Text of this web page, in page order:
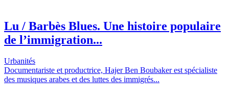
Lu / Barbès Blues. Une histoire populaire
de l’immigration...
Urbanités
Documentariste et productrice, Hajer Ben Boubaker est spécialiste
des musiques arabes et des luttes des immigrés...